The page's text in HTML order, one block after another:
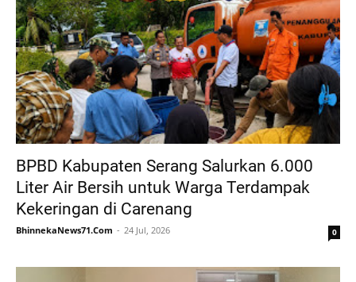
BPBD Kabupaten Serang Salurkan 6.000
Liter Air Bersih untuk Warga Terdampak
Kekeringan di Carenang
BhinnekaNews71.Com 24 Jul, 2026 0